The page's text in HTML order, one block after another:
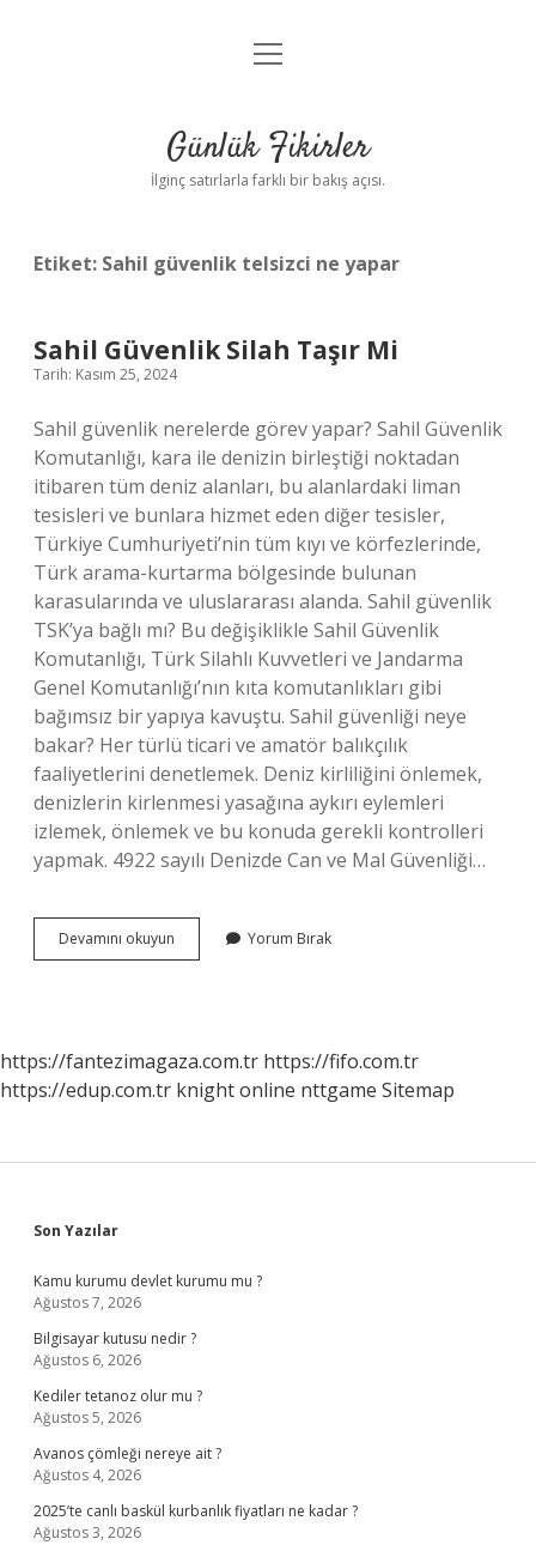
Anasayfa
Yasal Uyarı
menüyü
Günlük Fikirler
İlginç satırlarla farklı bir bakış açısı.
Etiket: Sahil güvenlik telsizci ne yapar
Sahil Güvenlik Silah Taşır Mi
Tarih: Kasım 25, 2024
Sahil güvenlik nerelerde görev yapar? Sahil Güvenlik
Komutanlığı, kara ile denizin birleştiği noktadan
itibaren tüm deniz alanları, bu alanlardaki liman
tesisleri ve bunlara hizmet eden diğer tesisler,
Türkiye Cumhuriyeti’nin tüm kıyı ve körfezlerinde,
Türk arama-kurtarma bölgesinde bulunan
karasularında ve uluslararası alanda. Sahil güvenlik
TSK’ya bağlı mı? Bu değişiklikle Sahil Güvenlik
Komutanlığı, Türk Silahlı Kuvvetleri ve Jandarma
Genel Komutanlığı’nın kıta komutanlıkları gibi
bağımsız bir yapıya kavuştu. Sahil güvenliği neye
bakar? Her türlü ticari ve amatör balıkçılık
faaliyetlerini denetlemek. Deniz kirliliğini önlemek,
denizlerin kirlenmesi yasağına aykırı eylemleri
izlemek, önlemek ve bu konuda gerekli kontrolleri
yapmak. 4922 sayılı Denizde Can ve Mal Güvenliği…
Devamını okuyun
Güvenlik
Yorum Bırak
https://fantezimagaza.com.tr https://fifo.com.tr
https://edup.com.tr knight online nttgame Sitemap
Sidebar
Son Yazılar
Kamu kurumu devlet kurumu mu ?
Ağustos 7, 2026
Bilgisayar kutusu nedir ?
Ağustos 6, 2026
Kediler tetanoz olur mu ?
Ağustos 5, 2026
Avanos çömleği nereye ait ?
Ağustos 4, 2026
2025’te canlı baskül kurbanlık fiyatları ne kadar ?
Ağustos 3, 2026